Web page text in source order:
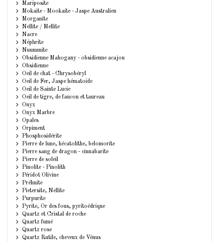
Mariposite
Mokaite - Mookaite - Jaspe Australien
Morganite
Nellite / Mellite
Nacre
Néphrite
Nuummite
Obsidienne Mahogany - obsidienne acajou
Obsidienne
Oeil de chat - Chrysobéryl
Oeil de Fer, Jaspe hématoide
Oeil de Sainte Lucie
Oeil de tigre, de faucon et taureau
Onyx
Onyx Marbre
Opales
Orpiment
Phosphosidérite
Pierre de lune, hécatolithe, belomorite
Pierre sang de dragon - cinnabarite
Pierre de soleil
Pinolite - Pinolith
Péridot Olivine
Préhnite
Pietersite, Nellite
Purpurite
Pyrite, Or des fous, pyritoédrique
Quartz et Cristal de roche
Quartz fumé
Quartz rose
Quartz Rutile, cheveux de Vénus